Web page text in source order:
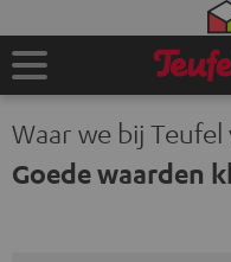
Home
Waar we bij
Goede waarden